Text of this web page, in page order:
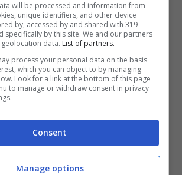
Amadeus sulla truffa ai suoi danni (via
Rai, in queste ore, ha postato
profiloInstagramverificato e
la sua dolce metà, Giovanna
will be processed and information from
unique identifiers, and other device
by, accessed by and shared with 319
specifically by this site. We and our partners
data. List of partners.
process your personal data on the basis
which you can object to by managing
Look for a link at the bottom of this page
to manage or withdraw consent in privacy
Consent
Manage options